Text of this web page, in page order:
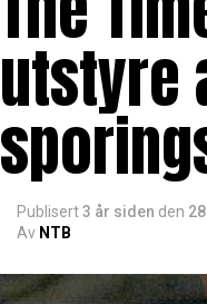
utstyre
Publisert3 år siden den
Av NTB